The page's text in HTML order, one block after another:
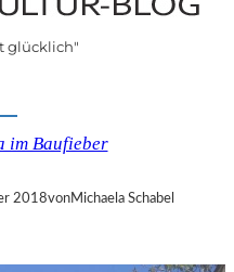
glücklich"
im Baufieber
2018vonMichaela Schabel